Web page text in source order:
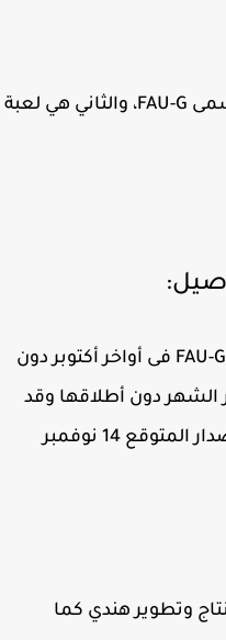
واحد هو لعبة اطلاق النار، والتي تسمى FAU-G، والثاني هي لعبة
واكد جوندال انه سيتم الأفراج عن FAU-G فى أواخر أكتوبر دون
دون أطلاقها وقد
يتم أطلاقها في نوفمبر تقريبًا الإصدار المتوقع 14 نوفمبر
وتطوير هندي كما